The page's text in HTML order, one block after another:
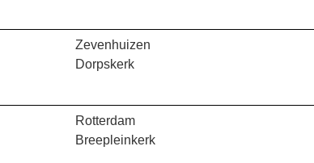
Zevenhuizen
Dorpskerk
Rotterdam
Breepleinkerk